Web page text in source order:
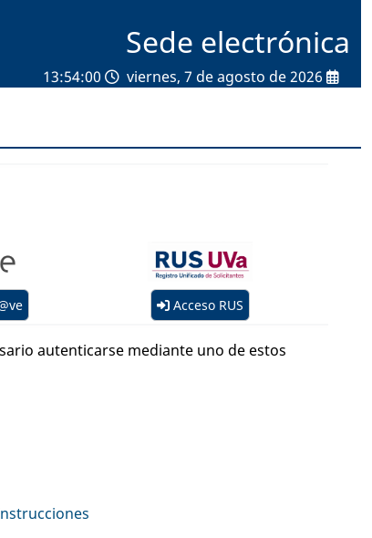
Sede electrónica
13:54:00 viernes, 7 de agosto de 2026
Acceso RUS
autenticarse mediante uno de estos